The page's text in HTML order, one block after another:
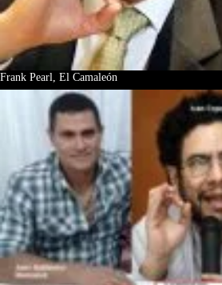
Frank Pearl, El Camaleón